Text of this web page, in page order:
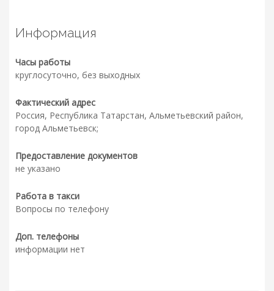
Информация
Часы работы
круглосуточно, без выходных
Фактический адрес
Россия, Республика Татарстан, Альметьевский район,
город Альметьевск;
Предоставление документов
не указано
Работа в такси
Вопросы по телефону
Доп. телефоны
информации нет